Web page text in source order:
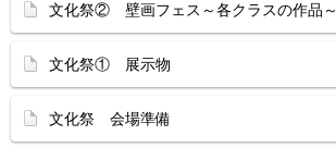
文化祭② 壁画フェス～各クラスの作品～
文化祭① 展示物
文化祭 会場準備